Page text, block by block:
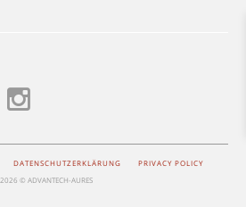
DATENSCHUTZERKLÄRUNG
PRIVACY POLICY
2026 © ADVANTECH-AURES